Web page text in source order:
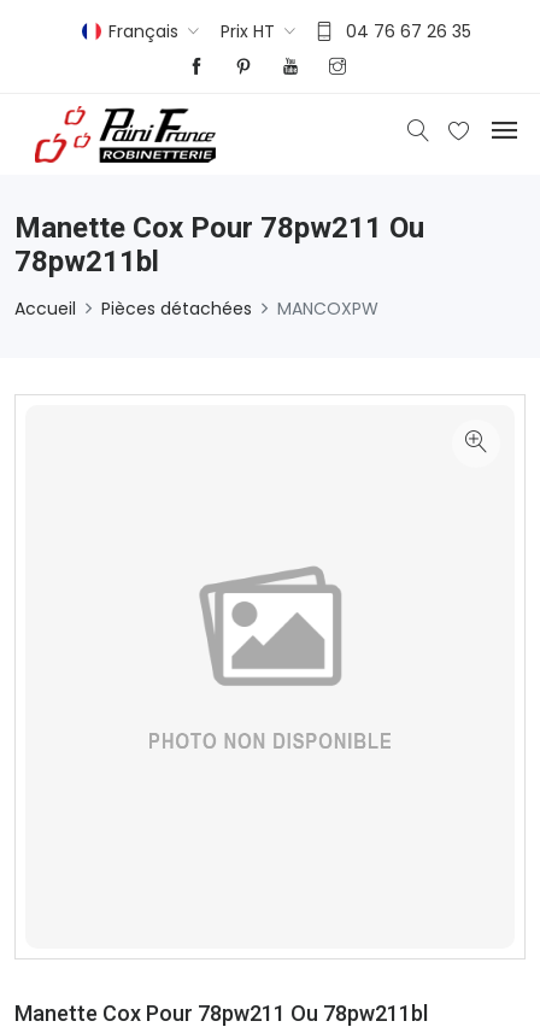
Français Prix HT 04 76 67 26 35
Manette Cox Pour 78pw211 Ou
78pw211bl
Accueil Pièces détachées MANCOXPW
Manette Cox Pour 78pw211 Ou 78pw211bl